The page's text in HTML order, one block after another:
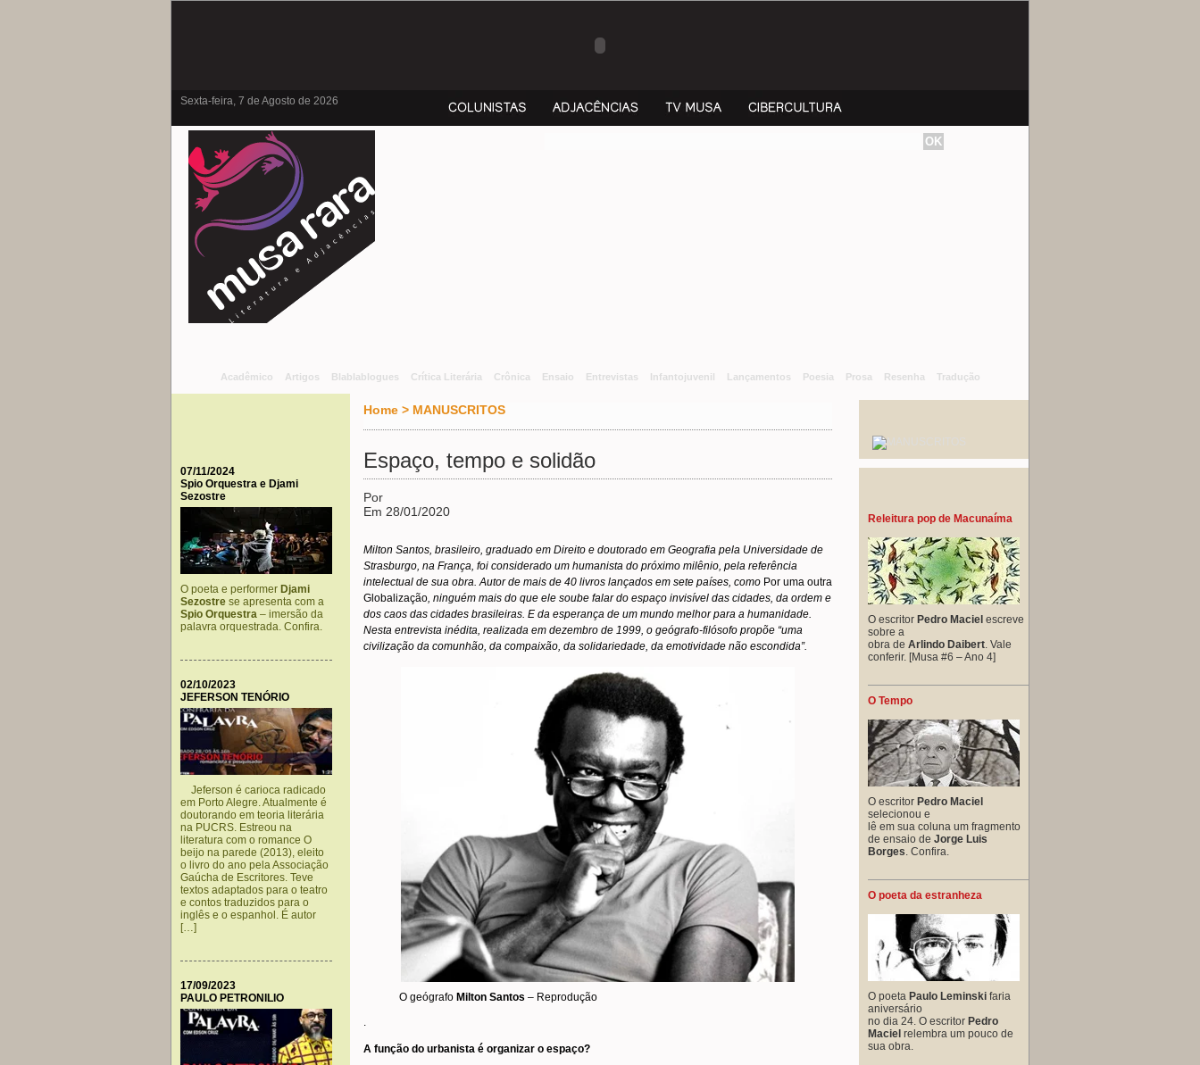
Sexta-feira, 7 de Agosto de 2026
Acadêmico Artigos Blablablogues Crítica Literária Crônica Ensaio Entrevistas Infantojuvenil Lançamentos Poesia Prosa Resenha Tradução
07/11/2024
Spio Orquestra e Djami
Sezostre
O poeta e performer Djami
Sezostre se apresenta com a
Spio Orquestra – imersão da
palavra orquestrada. Confira.
02/10/2023
JEFERSON TENÓRIO
Jeferson é carioca radicado
em Porto Alegre. Atualmente é
doutorando em teoria literária
na PUCRS. Estreou na
literatura com o romance O
beijo na parede (2013), eleito
o livro do ano pela Associação
Gaúcha de Escritores. Teve
textos adaptados para o teatro
e contos traduzidos para o
inglês e o espanhol. É autor
[…]
17/09/2023
PAULO PETRONILIO
Home > MANUSCRITOS
Espaço, tempo e solidão
Por
Em 28/01/2020
Milton Santos, brasileiro, graduado em Direito e doutorado em Geografia pela Universidade de
Strasburgo, na França, foi considerado um humanista do próximo milênio, pela referência
intelectual de sua obra. Autor de mais de 40 livros lançados em sete países, como Por uma outra
Globalização, ninguém mais do que ele soube falar do espaço invisível das cidades, da ordem e
dos caos das cidades brasileiras. E da esperança de um mundo melhor para a humanidade.
Nesta entrevista inédita, realizada em dezembro de 1999, o geógrafo-filósofo propõe “uma
civilização da comunhão, da compaixão, da solidariedade, da emotividade não escondida”.
O geógrafo Milton Santos – Reprodução
A função do urbanista é organizar o espaço?
Releitura pop de Macunaíma
O escritor Pedro Maciel escreve
sobre a
obra de Arlindo Daibert. Vale
conferir. [Musa #6 – Ano 4]
O Tempo
O escritor Pedro Maciel
selecionou e
lê em sua coluna um fragmento
de ensaio de Jorge Luis
Borges. Confira.
O poeta da estranheza
O poeta Paulo Leminski faria
aniversário
no dia 24. O escritor Pedro
Maciel relembra um pouco de
sua obra.